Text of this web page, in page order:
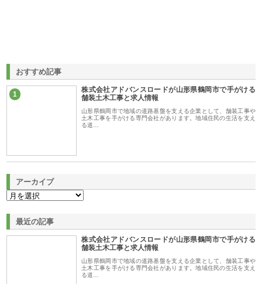
おすすめ記事
1
株式会社アドバンスロードが山形県鶴岡市で手がける
舗装土木工事と求人情報
山形県鶴岡市で地域の道路基盤を支える企業として、舗装工事や
土木工事を手がける専門会社があります。地域住民の生活を支え
る道…
アーカイブ
最近の記事
株式会社アドバンスロードが山形県鶴岡市で手がける
舗装土木工事と求人情報
山形県鶴岡市で地域の道路基盤を支える企業として、舗装工事や
土木工事を手がける専門会社があります。地域住民の生活を支え
る道…